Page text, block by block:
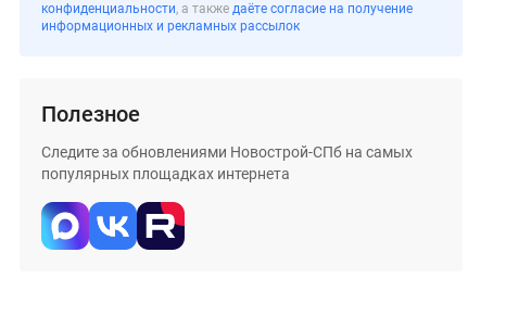
конфиденциальности, а также даёте согласие на получение
информационных и рекламных рассылок
Полезное
Следите за обновлениями Новострой-СПб на самых
популярных площадках интернета